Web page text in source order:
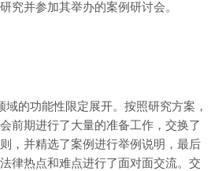
究并参加其举办的案例研讨会。
的功能性限定展开。按照研究方案，
前期进行了大量的准备工作，交换了
，并精选了案例进行举例说明，最后
律热点和难点进行了面对面交流。交